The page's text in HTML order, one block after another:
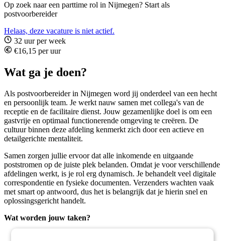
Op zoek naar een parttime rol in Nijmegen? Start als
postvoorbereider
Helaas, deze vacature is niet actief.
32 uur per week
€16,15 per uur
Wat ga je doen?
Als postvoorbereider in Nijmegen word jij onderdeel van een hecht
en persoonlijk team. Je werkt nauw samen met collega's van de
receptie en de facilitaire dienst. Jouw gezamenlijke doel is om een
gastvrije en optimaal functionerende omgeving te creëren. De
cultuur binnen deze afdeling kenmerkt zich door een actieve en
detailgerichte mentaliteit.
Samen zorgen jullie ervoor dat alle inkomende en uitgaande
poststromen op de juiste plek belanden. Omdat je voor verschillende
afdelingen werkt, is je rol erg dynamisch. Je behandelt veel digitale
correspondentie en fysieke documenten. Verzenders wachten vaak
met smart op antwoord, dus het is belangrijk dat je hierin snel en
oplossingsgericht handelt.
Wat worden jouw taken?